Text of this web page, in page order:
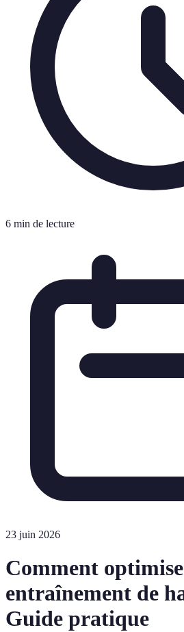
6 min de lecture
23 juin 2026
Comment
entraînement de
Guide pratique